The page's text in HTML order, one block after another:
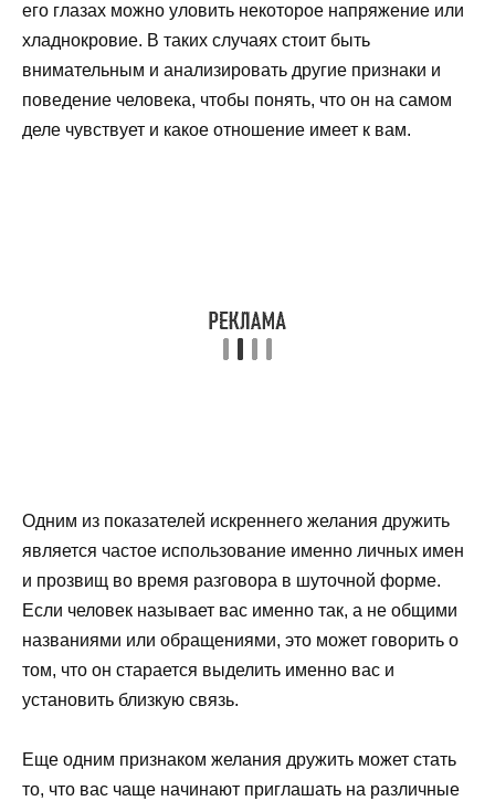
его глазах можно уловить некоторое напряжение или
хладнокровие. В таких случаях стоит быть
внимательным и анализировать другие признаки и
поведение человека, чтобы понять, что он на самом
деле чувствует и какое отношение имеет к вам.
Одним из показателей искреннего желания дружить
является частое использование именно личных имен
и прозвищ во время разговора в шуточной форме.
Если человек называет вас именно так, а не общими
названиями или обращениями, это может говорить о
том, что он старается выделить именно вас и
установить близкую связь.
Еще одним признаком желания дружить может стать
то, что вас чаще начинают приглашать на различные